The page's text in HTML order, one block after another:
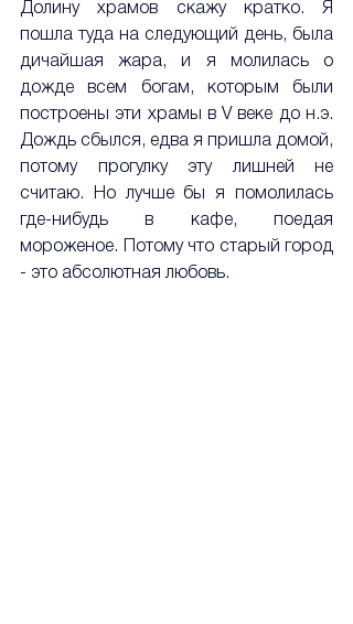
Долину храмов скажу кратко. Я
пошла туда на следующий день, была
дичайшая жара, и я молилась о
дожде всем богам, которым были
построены эти храмы в V веке до н.э.
Дождь сбылся, едва я пришла домой,
потому прогулку эту лишней не
считаю. Но лучше бы я помолилась
где-нибудь в кафе, поедая
мороженое. Потому что старый город
- это абсолютная любовь.